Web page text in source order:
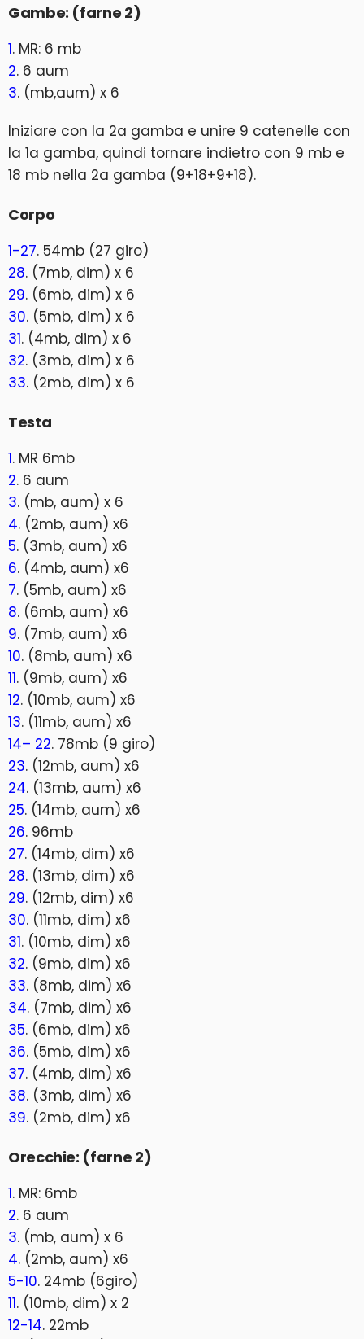
Gambe: (farne 2)
1. MR: 6 mb
2. 6 aum
3. (mb,aum) x 6
Iniziare con la 2a gamba e unire 9 catenelle con
la 1a gamba, quindi tornare indietro con 9 mb e
18 mb nella 2a gamba (9+18+9+18).
Corpo
1-27. 54mb (27 giro)
28. (7mb, dim) x 6
29. (6mb, dim) x 6
30. (5mb, dim) x 6
31. (4mb, dim) x 6
32. (3mb, dim) x 6
33. (2mb, dim) x 6
Testa
1. MR 6mb
2. 6 aum
3. (mb, aum) x 6
4. (2mb, aum) x6
5. (3mb, aum) x6
6. (4mb, aum) x6
7. (5mb, aum) x6
8. (6mb, aum) x6
9. (7mb, aum) x6
10. (8mb, aum) x6
11. (9mb, aum) x6
12. (10mb, aum) x6
13. (11mb, aum) x6
14– 22. 78mb (9 giro)
23. (12mb, aum) x6
24. (13mb, aum) x6
25. (14mb, aum) x6
26. 96mb
27. (14mb, dim) x6
28. (13mb, dim) x6
29. (12mb, dim) x6
30. (11mb, dim) x6
31. (10mb, dim) x6
32. (9mb, dim) x6
33. (8mb, dim) x6
34. (7mb, dim) x6
35. (6mb, dim) x6
36. (5mb, dim) x6
37. (4mb, dim) x6
38. (3mb, dim) x6
39. (2mb, dim) x6
Orecchie: (farne 2)
1. MR: 6mb
2. 6 aum
3. (mb, aum) x 6
4. (2mb, aum) x6
5-10. 24mb (6giro)
11. (10mb, dim) x 2
12-14. 22mb